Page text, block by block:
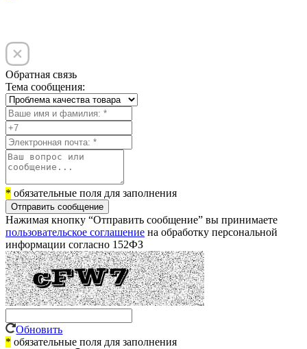
Обратная связь
Тема сообщения:
* обязательные поля для заполнения
Отправить сообщение
Нажимая кнопку “Отправить сообщение” вы принимаете
пользовательское соглашение на обработку персональной
информации согласно 152ФЗ
Обновить
* обязательные поля для заполнения